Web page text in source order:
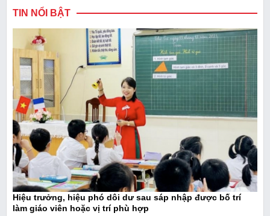
TIN NỔI BẬT
Hiệu trưởng, hiệu phó dôi dư sau sáp nhập được bố trí
làm giáo viên hoặc vị trí phù hợp